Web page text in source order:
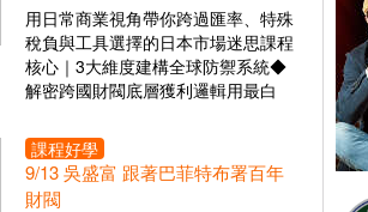
用日常商業視角帶你跨過匯率、特殊
稅負與工具選擇的日本市場迷思課程
核心｜3大維度建構全球防禦系統◆
解密跨國財閥底層獲利邏輯用最白
課程好學
9/13 吳盛富 跟著巴菲特布署百年
財閥